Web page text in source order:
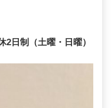
日制（土曜・日曜）